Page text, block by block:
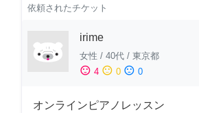
依頼されたチケット
irime
女性 / 40代 / 東京都
sentiment_satisfied 4 sentiment_neutral 0 sentiment_dissatisfied 0
オンラインピアノレッスン